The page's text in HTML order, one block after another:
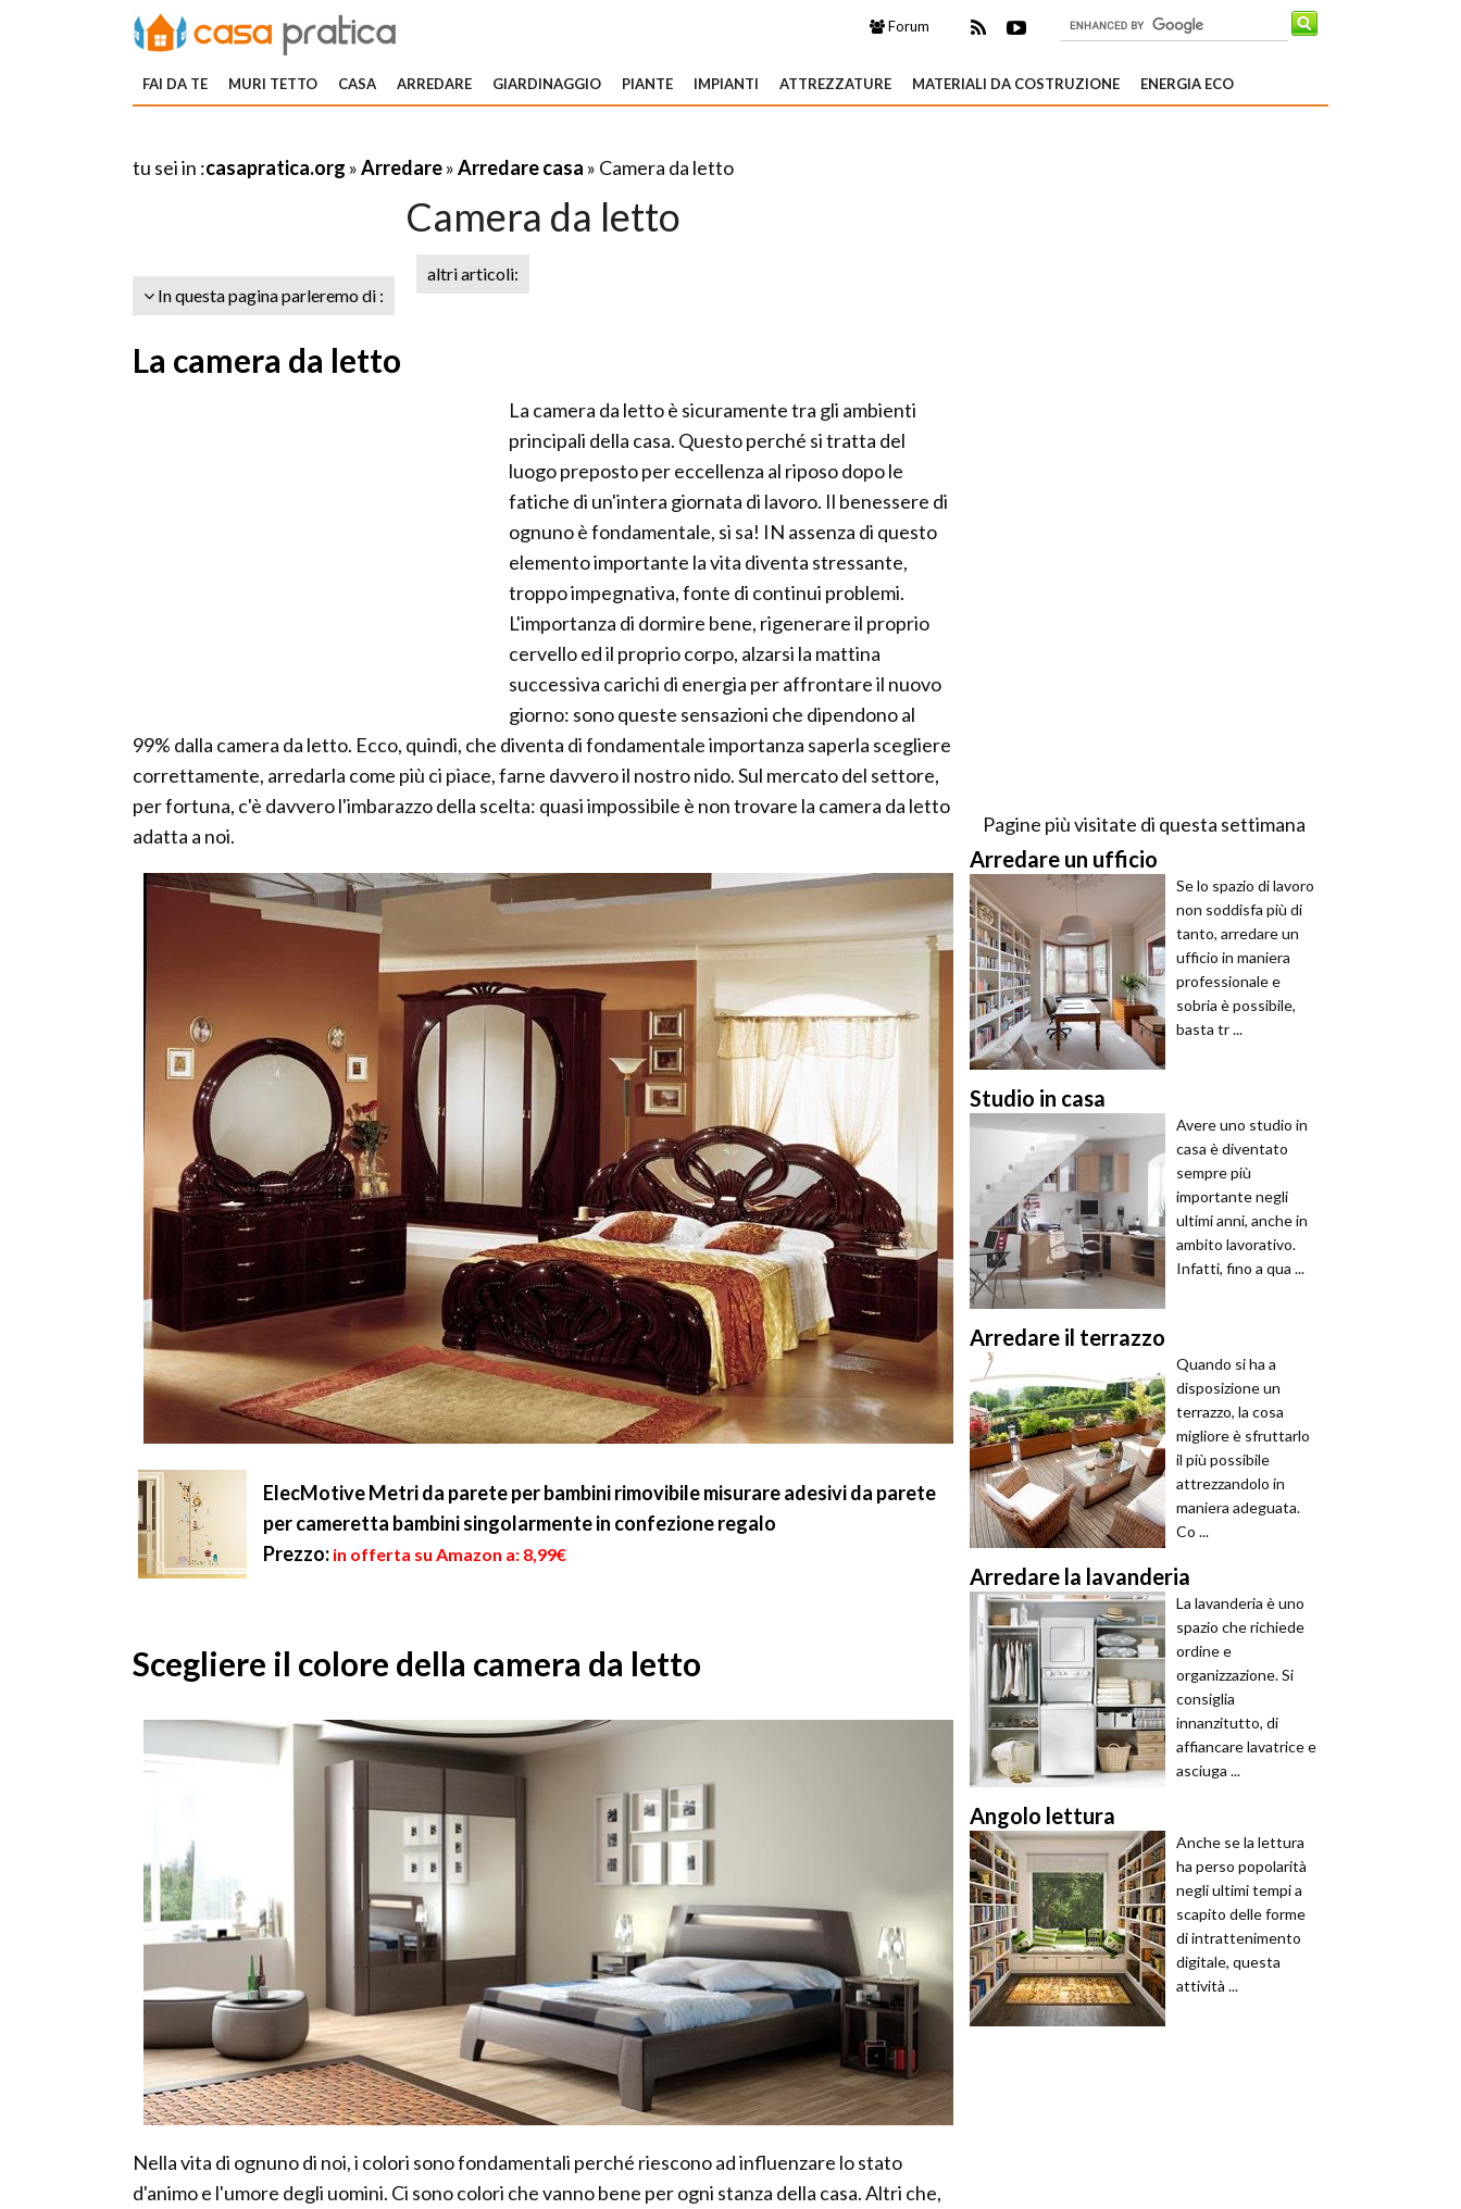
Forum
FAI DA TE MURI TETTO CASA ARREDARE GIARDINAGGIO PIANTE IMPIANTI ATTREZZATURE MATERIALI DA COSTRUZIONE ENERGIA ECO
tu sei in :casapratica.org »Arredare»Arredare casa » Camera da letto
Camera da letto
In questa pagina parleremo di :
altri articoli:
La camera da letto
La camera da letto è sicuramente tra gli ambienti
principali della casa. Questo perché si tratta del
luogo preposto per eccellenza al riposo dopo le
fatiche di un'intera giornata di lavoro. Il benessere di
ognuno è fondamentale, si sa! IN assenza di questo
elemento importante la vita diventa stressante,
troppo impegnativa, fonte di continui problemi.
L'importanza di dormire bene, rigenerare il proprio
cervello ed il proprio corpo, alzarsi la mattina
successiva carichi di energia per affrontare il nuovo
giorno: sono queste sensazioni che dipendono al
99% dalla camera da letto. Ecco, quindi, che diventa di fondamentale importanza saperla scegliere
correttamente, arredarla come più ci piace, farne davvero il nostro nido. Sul mercato del settore,
per fortuna, c'è davvero l'imbarazzo della scelta: quasi impossibile è non trovare la camera da letto
adatta a noi.
ElecMotive Metri da parete per bambini rimovibile misurare adesivi da parete
per cameretta bambini singolarmente in confezione regalo
Prezzo: in offerta su Amazon a: 8,99€
Scegliere il colore della camera da letto
Nella vita di ognuno di noi, i colori sono fondamentali perché riescono ad influenzare lo stato
d'animo e l'umore degli uomini. Ci sono colori che vanno bene per ogni stanza della casa. Altri che,
Pagine più visitate di questa settimana
Arredare un ufficio
Se lo spazio di lavoro
non soddisfa più di
tanto, arredare un
ufficio in maniera
professionale e
sobria è possibile,
basta tr ...
Studio in casa
Avere uno studio in
casa è diventato
sempre più
importante negli
ultimi anni, anche in
ambito lavorativo.
Infatti, fino a qua ...
Arredare il terrazzo
Quando si ha a
disposizione un
terrazzo, la cosa
migliore è sfruttarlo
il più possibile
attrezzandolo in
maniera adeguata.
Co ...
Arredare la lavanderia
La lavanderia è uno
spazio che richiede
ordine e
organizzazione. Si
consiglia
innanzitutto, di
affiancare lavatrice e
asciuga ...
Angolo lettura
Anche se la lettura
ha perso popolarità
negli ultimi tempi a
scapito delle forme
di intrattenimento
digitale, questa
attività ...